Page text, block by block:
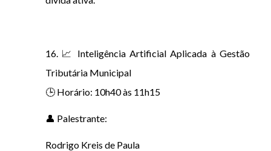
16. 📈 Inteligência Artificial Aplicada à Gestão
Tributária Municipal
🕒 Horário: 10h40 às 11h15
👤 Palestrante:
Rodrigo Kreis de Paula